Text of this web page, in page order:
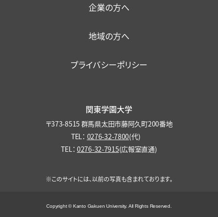
ファカルティ・ディベロップメント
各種保険・学内美化
企業の方へ
地域の方へ
プライバシーポリシー
関東学園大学
〒373-8515 群馬県太田市藤阿久町200番地
TEL： 0276-32-7800(代)
TEL： 0276-32-7915(広報室直通)
※このサイトには、以前の写真も含まれております。
Copyright © Kanto Gakuen University. All Rights Reserved.